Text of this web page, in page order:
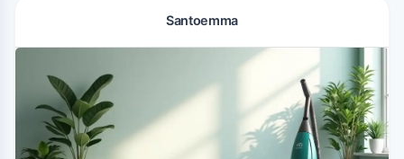
Santoemma